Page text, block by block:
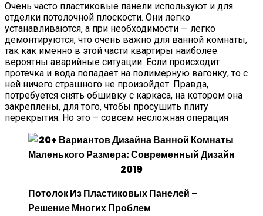
Очень часто пластиковые панели используют и для
отделки потолочной плоскости. Они легко
устанавливаются, а при необходимости — легко
демонтируются, что очень важно для ванной комнаты,
так как именно в этой части квартиры наиболее
вероятны аварийные ситуации. Если происходит
протечка и вода попадает на полимерную вагонку, то с
ней ничего страшного не произойдет. Правда,
потребуется снять обшивку с каркаса, на котором она
закреплены, для того, чтобы просушить плиту
перекрытия. Но это – совсем несложная операция
Потолок Из Пластиковых Панелей –
Решение Многих Проблем